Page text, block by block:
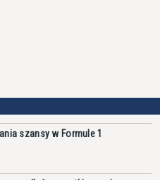
szansy w Formule 1